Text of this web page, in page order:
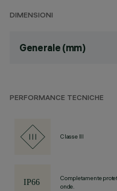
DIMENSIONI
Generale (mm)
PERFORMANCE TECNICHE
Classe III
Completamente
onde.